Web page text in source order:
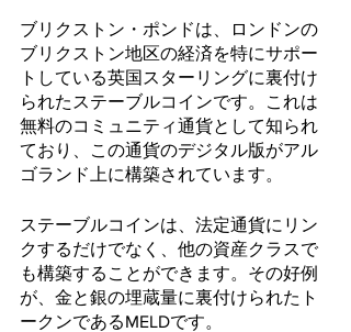
ブリクストン・ポンドは、ロンドンの
ブリクストン地区の経済を特にサポー
トしている英国スターリングに裏付け
られたステーブルコインです。これは
無料のコミュニティ通貨として知られ
ており、この通貨のデジタル版がアル
ゴランド上に構築されています。
ステーブルコインは、法定通貨にリン
クするだけでなく、他の資産クラスで
も構築することができます。その好例
が、金と銀の埋蔵量に裏付けられたト
ークンであるMELDです。